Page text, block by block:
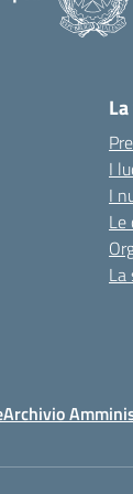
I
I
Le
La
Archivio